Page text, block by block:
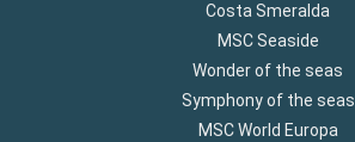
Costa Smeralda
MSC Seaside
Wonder of the seas
Symphony of the seas
MSC World Europa